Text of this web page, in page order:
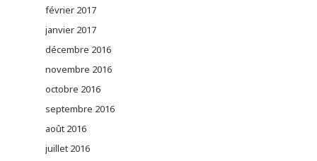
février 2017
janvier 2017
décembre 2016
novembre 2016
octobre 2016
septembre 2016
août 2016
juillet 2016